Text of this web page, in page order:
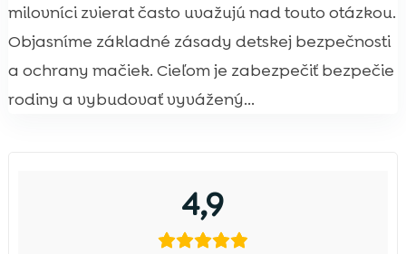
milovníci zvierat často uvažujú nad touto otázkou.
Objasníme základné zásady detskej bezpečnosti
a ochrany mačiek. Cieľom je zabezpečiť bezpečie
rodiny a vybudovať vyvážený...
4,9